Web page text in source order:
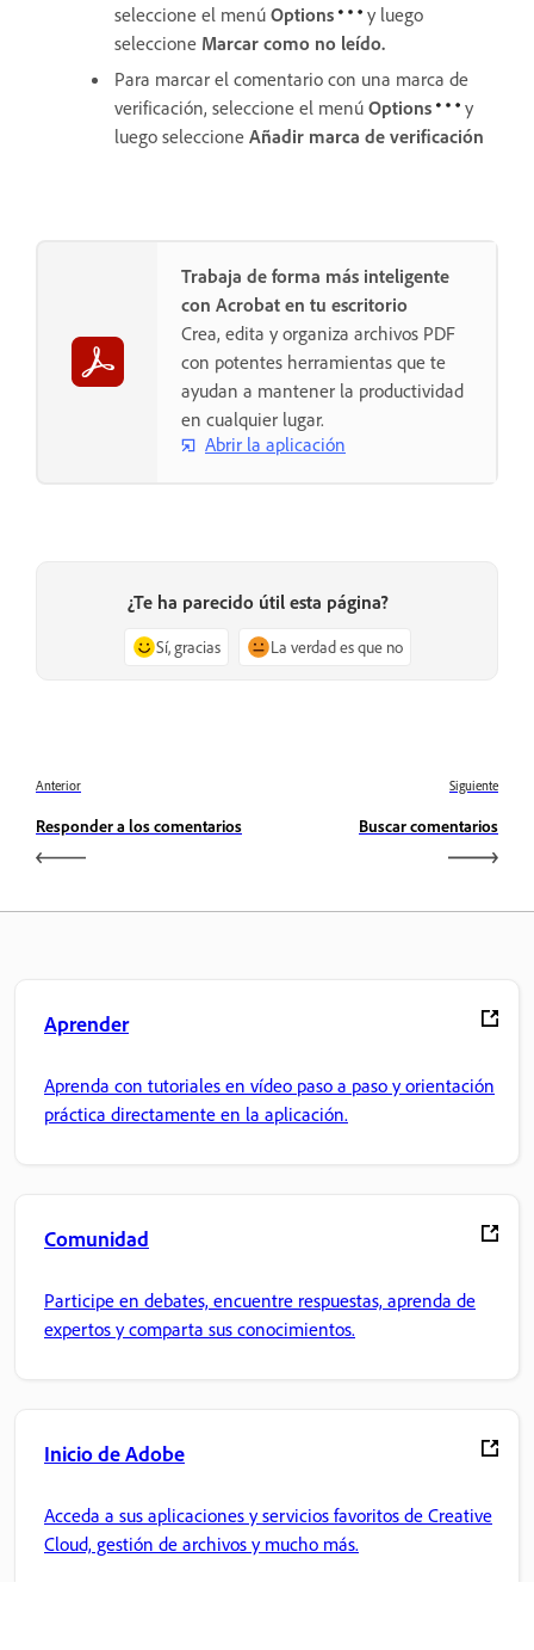
seleccione el menú Options
y luego
seleccione Marcar como no leído.
Para marcar el comentario con una marca de
verificación, seleccione el menú Options
y
luego seleccione Añadir marca de verificación
Trabaja de forma más inteligente
con Acrobat en tu escritorio
Crea, edita y organiza archivos PDF
con potentes herramientas que te
ayudan a mantener la productividad
en cualquier lugar.
Abrir la aplicación
¿Te ha parecido útil esta página?
Sí, gracias La verdad es que no
Anterior
Responder a los comentarios
Siguiente
Buscar comentarios
Aprender
Aprenda con tutoriales en vídeo paso a paso y orientación
práctica directamente en la aplicación.
Comunidad
Participe en debates, encuentre respuestas, aprenda de
expertos y comparta sus conocimientos.
Inicio de Adobe
Acceda a sus aplicaciones y servicios favoritos de Creative
Cloud, gestión de archivos y mucho más.